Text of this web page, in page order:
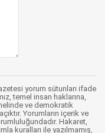
yorum sütunları ifade
temel insan haklarına,
ve demokratik
Yorumların içerik ve
Hakaret,
kuralları ile yazılmamış,